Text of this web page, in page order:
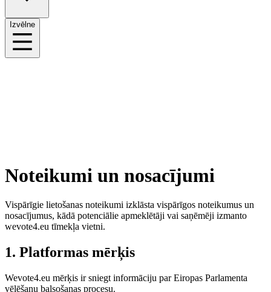
Izvēlne
Noteikumi un nosacījumi
Vispārīgie lietošanas noteikumi izklāsta vispārīgos noteikumus un
nosacījumus, kādā potenciālie apmeklētāji vai saņēmēji izmanto
wevote4.eu tīmekļa vietni.
1. Platformas mērķis
Wevote4.eu mērķis ir sniegt informāciju par Eiropas Parlamenta
vēlēšanu balsošanas procesu.